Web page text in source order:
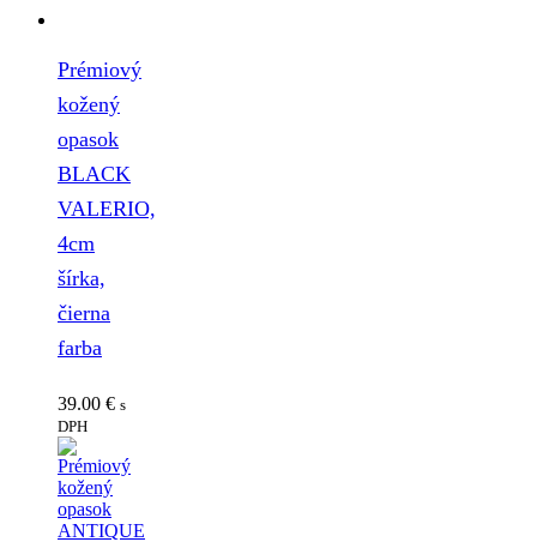
Prémiový
kožený
opasok
BLACK
VALERIO,
4cm
šírka,
čierna
farba
39.00 € s
DPH